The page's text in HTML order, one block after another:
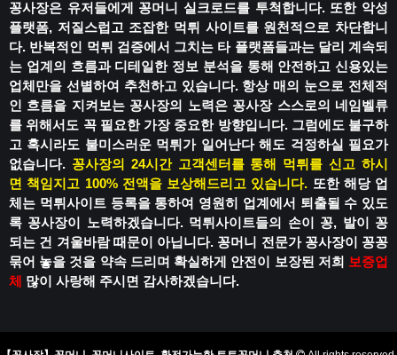
꽁사장은 유저들에게 꽁머니 실크로드를 투척합니다. 또한 악성
플랫폼, 저질스럽고 조잡한 먹튀 사이트를 원천적으로 차단합니
다. 반복적인 먹튀 검증에서 그치는 타 플랫폼들과는 달리 계속되
는 업계의 흐름과 디테일한 정보 분석을 통해 안전하고 신용있는
업체만을 선별하여 추천하고 있습니다. 항상 매의 눈으로 전체적
인 흐름을 지켜보는 꽁사장의 노력은 꽁사장 스스로의 네임벨류
를 위해서도 꼭 필요한 가장 중요한 방향입니다. 그럼에도 불구하
고 혹시라도 불미스러운 먹튀가 일어난다 해도 걱정하실 필요가
없습니다. 꽁사장의 24시간 고객센터를 통해 먹튀를 신고 하시
면책임지고 100% 전액을 보상해드리고 있습니다. 또한 해당 업
체는 먹튀사이트 등록을 통하여 영원히 업계에서 퇴출될 수 있도
록 꽁사장이 노력하겠습니다. 먹튀사이트들의 손이 꽁, 발이 꽁
되는 건 겨울바람 때문이 아닙니다. 꽁머니 전문가 꽁사장이 꽁꽁
묶어 놓을 것을 약속 드리며 확실하게 안전이 보장된 저희 보증업
체
많이 사랑해 주시면 감사하겠습니다.